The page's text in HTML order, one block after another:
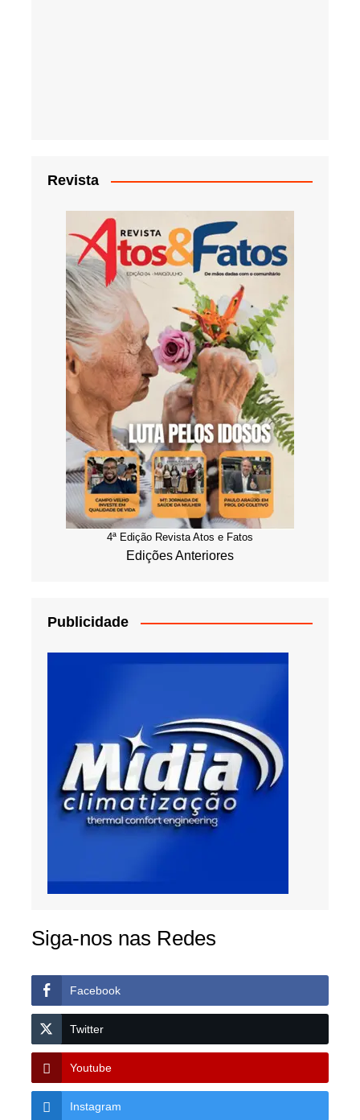
Revista
4ª Edição Revista Atos e Fatos
Edições Anteriores
Publicidade
Siga-nos nas Redes
Facebook
Twitter
Youtube
Instagram